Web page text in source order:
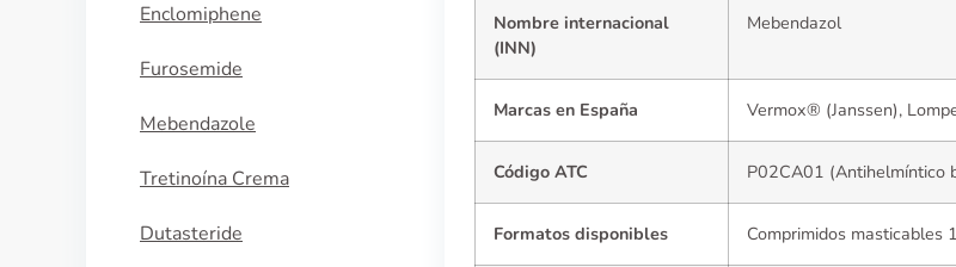
Enclomiphene
Furosemide
Mebendazole
Tretinoína Crema
Dutasteride
Nombre internacional
(INN)
Mebendazol
Marcas en España Vermox® (Janssen),
Código ATC P02CA01 (Antihelmíntico
Formatos disponibles Comprimidos masticables